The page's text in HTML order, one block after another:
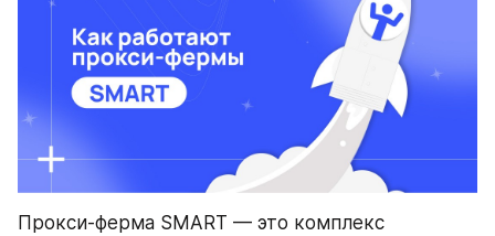
Прокси-ферма SMART — это комплекс